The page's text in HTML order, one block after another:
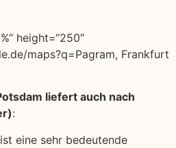
height=“250″
maps?q=Pagram, Frankfurt
liefert auch nach
:
eine sehr bedeutende